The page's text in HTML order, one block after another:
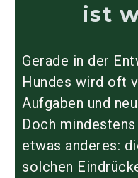
ist
Gerade in der
Hundes wird oft
Aufgaben und
Doch
etwas anderes:
solchen